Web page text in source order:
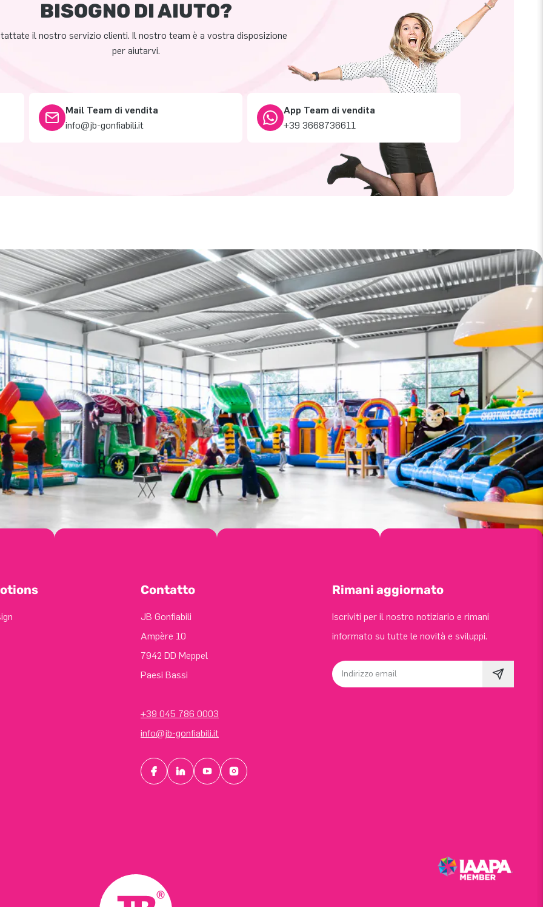
BISOGNO DI AIUTO?
il nostro servizio clienti. Il nostro team è a vostra disposizione
per aiutarvi.
Mail Team di vendita
info@jb-gonfiabili.it
App Team di vendita
+39 3668736611
Contatto
JB Gonfiabili
Ampère 10
7942 DD Meppel
Paesi Bassi
+39 045 786 0003
info@jb-gonfiabili.it
Rimani aggiornato
Iscriviti per il nostro notiziario e rimani
informato su tutte le novità e sviluppi.
Indirizzo email